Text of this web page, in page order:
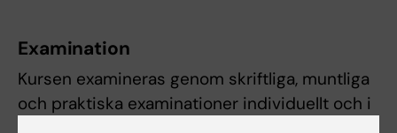
Examination
Kursen examineras genom skriftliga, muntliga
och praktiska examinationer individuellt och i